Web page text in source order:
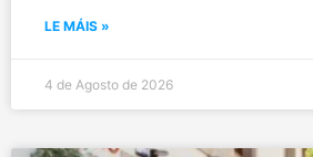
LE MÁIS »
4 de Agosto de 2026